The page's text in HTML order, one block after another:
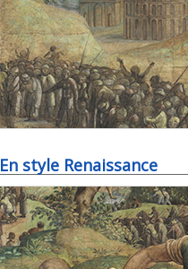
En style Renaissance